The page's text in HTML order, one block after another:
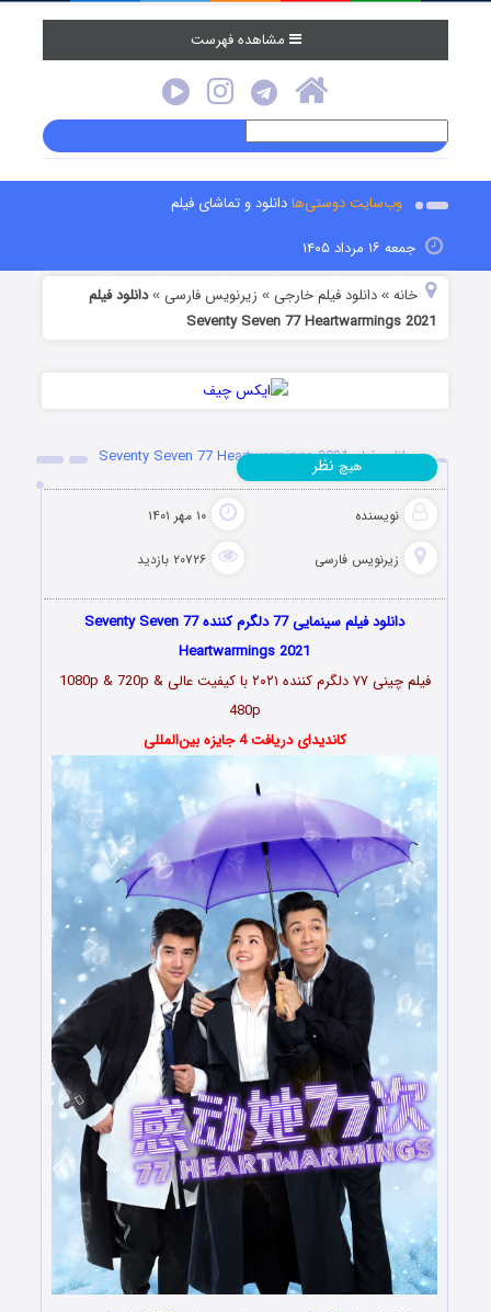
مشاهده فهرست
وب‌سایت دوستی‌هادانلود و تماشای فیلم
جمعه ۱۶ مرداد ۱۴۰۵
خانه »دانلود فیلم خارجی » زیرنویس فارسی »دانلود فیلم
Seventy Seven 77 Heartwarmings 2021
دانلود فیلم Seventy Seven 77 Heartwarmings 2021
نویسنده ۱۰ مهر ۱۴۰۱
زیرنویس فارسی ۲۰۷۲۶ بازدید
هیچ نظر
دانلود فیلم سینمایی 77 دلگرم کننده Seventy Seven 77
Heartwarmings 2021
فیلم چینی۷۷ دلگرم کننده ۲۰۲۱
با کیفیت عالی 1080p & 720p &
480p
کاندیدای دریافت 4 جایزه بین‌المللی